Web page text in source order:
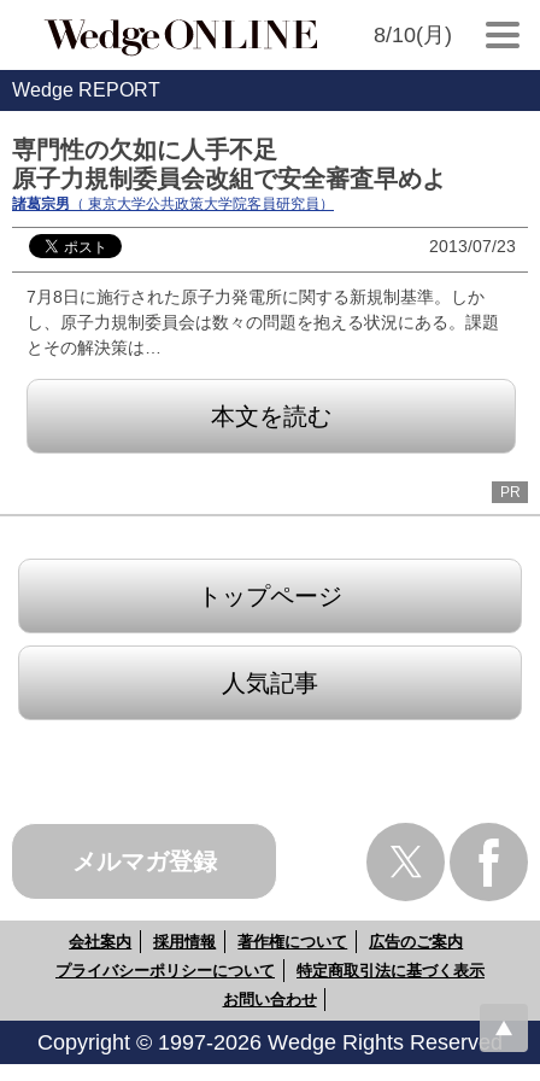
8/10(月)
Wedge REPORT
専門性の欠如に人手不足
原子力規制委員会改組で安全審査早めよ
諸葛宗男 （ 東京大学公共政策大学院客員研究員）
2013/07/23
7月8日に施行された原子力発電所に関する新規制基準。しか
し、原子力規制委員会は数々の問題を抱える状況にある。課題
とその解決策は…
本文を読む
PR
トップページ
人気記事
メルマガ登録
会社案内 採用情報 著作権について
広告のご案内
プライバシーポリシーについて
特定商取引法に基づく表示
お問い合わせ
Copyright © 1997-2026 Wedge Rights Reserved